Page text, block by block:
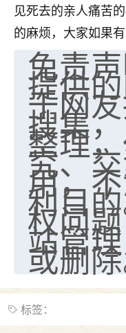
见死去的亲人痛苦
的麻烦，大家如果
免责
提供
于网
搜集
整理
究、
用，
利目
权问
站管
或删
标签：